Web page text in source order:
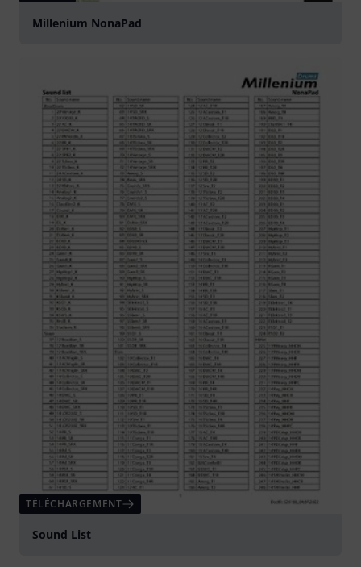
Millenium NonaPad
TÉLÉCHARGEMENT
Sound List